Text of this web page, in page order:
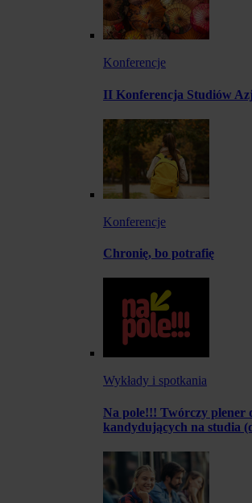
Konferencje
II Konferencja Studiów
Konferencje
Chronię, bo potrafię
Wykłady i spotkania
Na pole!!! Twórczy plener
kandydujących na studia